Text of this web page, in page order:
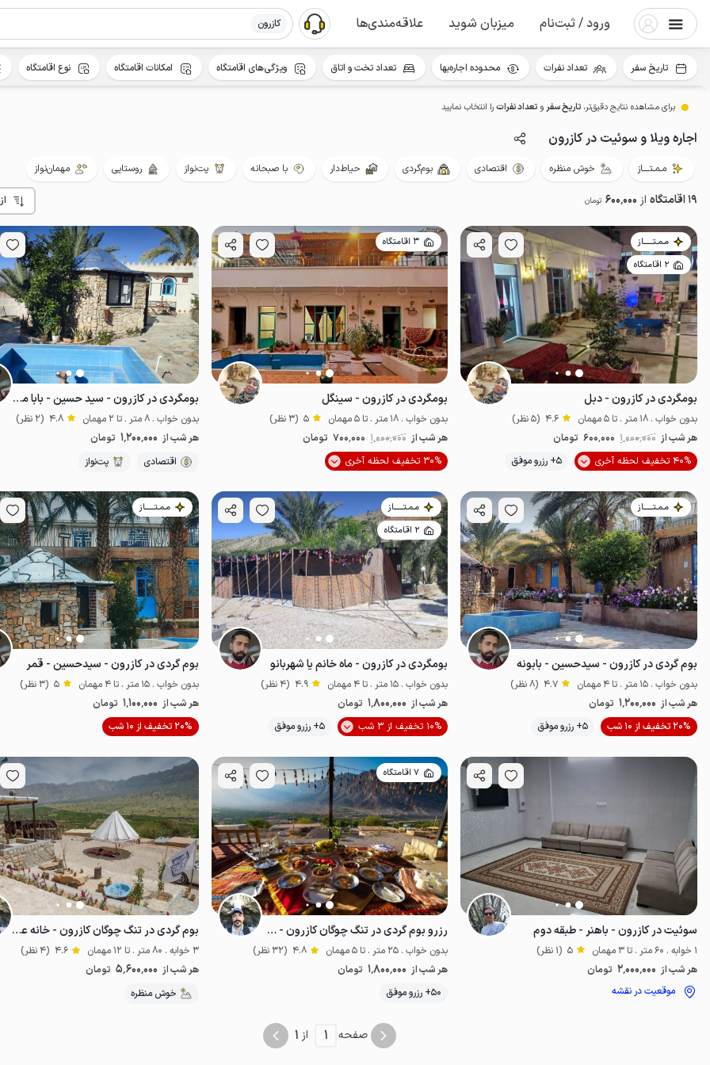
ورود / ثبت‌نام میزبان شوید علاقه‌مندی‌ها کازرون
برای مشاهده نتایج دقیق‌تر، تاریخ سفرو تعداد نفراترا انتخاب نمایید
اجاره ویلا و سوئیت در کازرون
مـمـتــــاز خوش منظره اقتصادی بوم‌گردی حیاط‌دار با صبحانه پت‌نواز روستایی مهمان‌نواز
19 اقامتگاه از 600٬000 تومان
مـمـتــــــاز
2 اقامتگاه
بومگردی در کازرون - دبل
بدون خواب . 18 متر . تا 5 مهمان 4.6 (5 نظر)
هر شب از 1٬000٬000 600٬000 تومان
40% تخفیف لحظه آخری
5+ رزرو موفق اقتصادی موقعیت در نقشه
3 اقامتگاه
بومگردی در کازرون - سینگل
بدون خواب . 18 متر . تا 5 مهمان 5 (3 نظر)
هر شب از 1٬000٬000 700٬000 تومان
30% تخفیف لحظه آخری
اقتصادی
بومگردی در کازرون - سید حسین - بابا مشهدی
بدون خواب . 8 متر . تا 2 مهمان 4.8 (2 نظر)
هر شب از 1٬200٬000 تومان
اقتصادی
پت‌نواز
مـمـتــــــاز
بوم گردی در کازرون - سیدحسین - بابونه
بدون خواب . 15 متر . تا 4 مهمان 4.7 (8 نظر)
هر شب از 1٬200٬000 تومان
20% تخفیف از 10 شب
5+ رزرو موفق اقتصادی پت‌نواز موقعیت در نقشه
مـمـتــــــاز
2 اقامتگاه
بومگردی در کازرون - ماه خانم یا شهربانو
بدون خواب . 15 متر . تا 4 مهمان 4.9 (4 نظر)
هر شب از 1٬800٬000 تومان
10% تخفیف از 3 شب
5+ رزرو موفق پت‌نواز
مـمـتــــــاز
بوم گردی در کازرون - سیدحسین - قمر
بدون خواب . 15 متر . تا 4 مهمان 5 (3 نظر)
هر شب از 1٬100٬000 تومان
20% تخفیف از 10 شب
سوئیت در کازرون - باهنر - طبقه دوم
1 خوابه . 60 متر . تا 3 مهمان 5 (1 نظر)
هر شب از 2٬000٬000 تومان
موقعیت در نقشه
7 اقامتگاه
رزرو بوم گردی در تنگ چوگان کازرون - سوئیت
بدون خواب . 25 متر . تا 5 مهمان 4.8 (32 نظر)
هر شب از 1٬800٬000 تومان
50+ رزرو موفق
خاص
بوم گردی در تنگ چوگان کازرون - خانه عشایری
3 خوابه . 80 متر . تا 12 مهمان 4.6 (4 نظر)
هر شب از 5٬600٬000 تومان
خوش منظره
صفحه 1 از 1
تاریخ سفر تعداد نفرات محدوده اجاره‌بها تعداد تخت و اتاق ویژگی‌های اقامتگاه امکانات اقامتگاه نوع اقامتگاه